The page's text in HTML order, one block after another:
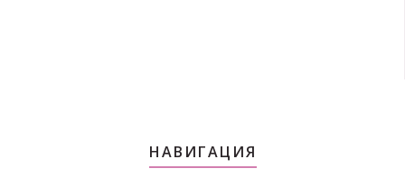
НАВИГАЦИЯ